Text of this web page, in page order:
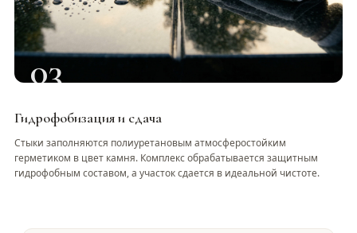
03
Гидрофобизация и сдача
Стыки заполняются полиуретановым атмосферостойким
герметиком в цвет камня. Комплекс обрабатывается защитным
гидрофобным составом, а участок сдается в идеальной чистоте.